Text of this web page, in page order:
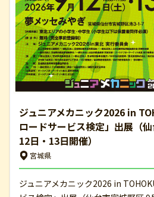
ジュニアメカニック2026 in
ロードサービス検定」出展（
12日・13日開催）
宮城県
ジュニアメカニック2026 in